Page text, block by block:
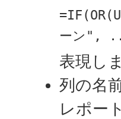
ーン",
表現し
列の名
レポー